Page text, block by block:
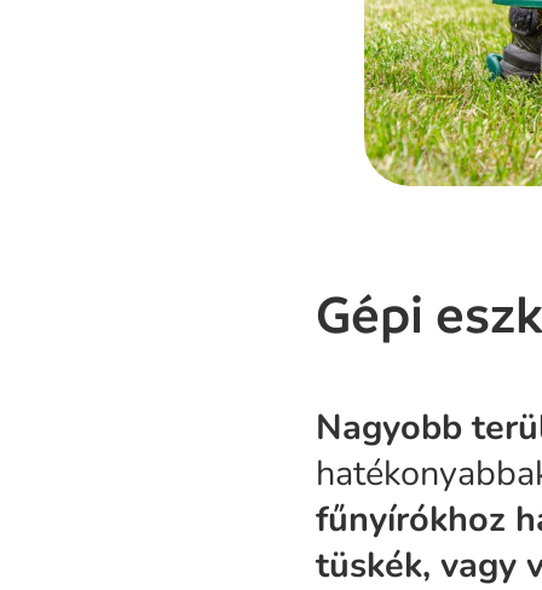
Gépi
Nagyobb
fűnyírókhoz
tüskék, vagy